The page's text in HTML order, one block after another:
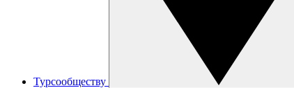
Турсообществу